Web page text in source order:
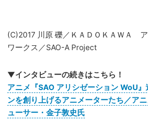
(C)2017 川原 礫／ＫＡＤＯＫＡＷＡ
ワークス／SAO-A Project
▼インタビューの続きはこちら！
アニメ『SAO アリシゼーション WoU』
ンを創り上げるアニメーターたち／ア
ューサー・金子敦史氏